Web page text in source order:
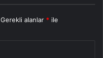
Gerekli alanlar * ile